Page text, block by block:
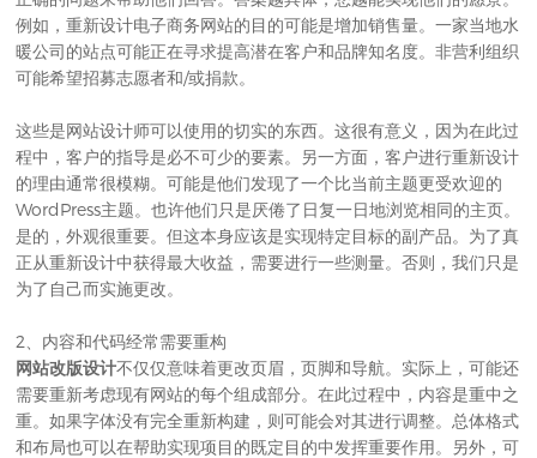
例如，重新设计电子商务网站的目的可能是增加销售量。一家当地水
暖公司的站点可能正在寻求提高潜在客户和品牌知名度。非营利组织
可能希望招募志愿者和/或捐款。
这些是网站设计师可以使用的切实的东西。这很有意义，因为在此过
程中，客户的指导是必不可少的要素。另一方面，客户进行重新设计
的理由通常很模糊。可能是他们发现了一个比当前主题更受欢迎的
WordPress主题。也许他们只是厌倦了日复一日地浏览相同的主页。
是的，外观很重要。但这本身应该是实现特定目标的副产品。为了真
正从重新设计中获得最大收益，需要进行一些测量。否则，我们只是
为了自己而实施更改。
2、内容和代码经常需要重构
网站改版设计不仅仅意味着更改页眉，页脚和导航。实际上，可能还
需要重新考虑现有网站的每个组成部分。在此过程中，内容是重中之
重。如果字体没有完全重新构建，则可能会对其进行调整。总体格式
和布局也可以在帮助实现项目的既定目的中发挥重要作用。另外，可